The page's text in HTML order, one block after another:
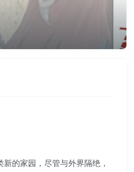
的家园，尽管与外界隔绝，